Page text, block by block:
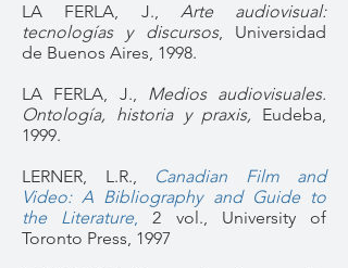
LA FERLA, J., Arte audiovisual:
tecnologías y discursos, Universidad
de Buenos Aires, 1998.
LA FERLA, J., Medios audiovisuales.
Ontología, historia y praxis, Eudeba,
1999.
LERNER, L.R.,
Canadian Film and
Video: A Bibliography and Guide to
the Literature, 2 vol., University of
Toronto Press, 1997